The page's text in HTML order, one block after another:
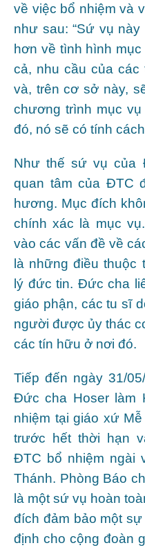
về việc bổ nhiệm và
như sau: “Sứ vụ
hơn về tình hình
cả, nhu cầu của
và, trên cơ sở này,
chương trình mục
đó, nó sẽ có tính
Như thế sứ vụ của
quan tâm của ĐTC
hương. Mục đích
chính xác là mục
vào các vấn đề về
là những điều thuộc
lý đức tin. Đức cha
giáo phận, các tu sĩ
người được ủy thác
các tín hữu ở nơi đó.
Tiếp đến ngày 31/
Đức cha Hoser làm
nhiệm tại giáo xứ
trước hết thời hạn
ĐTC bổ nhiệm ngài
Thánh. Phòng Báo
là một sứ vụ hoàn
đích đảm bảo một
định cho cộng đoàn